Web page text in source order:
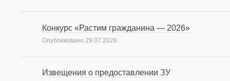
Конкурс «Растим гражданина — 2026»
Опубликовано 29.07.2026
Извещения о предоставлении ЗУ